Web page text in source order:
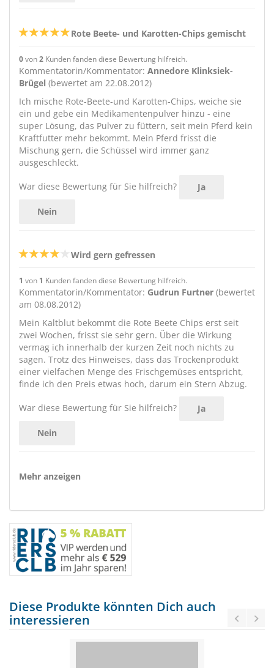
Rote Beete- und Karotten-Chips gemischt
0von2 Kunden fanden diese Bewertung hilfreich.
Kommentatorin/Kommentator: Annedore Klinksiek-
Brügel (bewertet am 22.08.2012)
Ich mische Rote-Beete-und Karotten-Chips, weiche sie
ein und gebe ein Medikamentenpulver hinzu - eine
super Lösung, das Pulver zu füttern, seit mein Pferd kein
Kraftfutter mehr bekommt. Mein Pferd frisst die
Mischung gern, die Schüssel wird immer ganz
ausgeschleckt.
War diese Bewertung für Sie hilfreich? Ja
Nein
Wird gern gefressen
1 von 1 Kunden fanden diese Bewertung hilfreich.
Kommentatorin/Kommentator: Gudrun Furtner (bewertet
am 08.08.2012)
Mein Kaltblut bekommt die Rote Beete Chips erst seit
zwei Wochen, frisst sie sehr gern. Über die Wirkung
vermag ich innerhalb der kurzen Zeit noch nichts zu
sagen. Trotz des Hinweises, dass das Trockenprodukt
einer vielfachen Menge des Frischgemüses entspricht,
finde ich den Preis etwas hoch, darum ein Stern Abzug.
War diese Bewertung für Sie hilfreich? Ja
Nein
Mehr anzeigen
Diese Produkte könnten Dich auch
interessieren